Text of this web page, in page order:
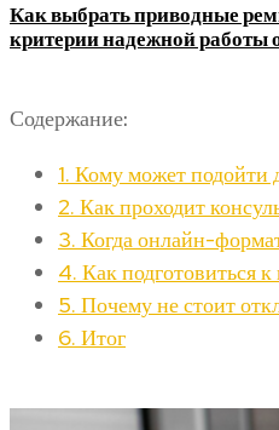
Как выбрать приводные
критерии надежной работы
Содержание:
1. Кому может подойти
2. Как проходит
3. Когда онлайн-
4. Как подготовиться
5. Почему не стоит
6. Итог